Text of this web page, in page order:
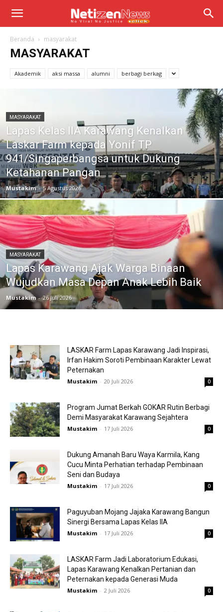
Beranda masyarakat
MASYARAKAT
Akademik aksi massa alumni berbagi berkag
MASYARAKAT
Lapas Kelas IIA Karawang Kenalkan
Laskar Farm kepada Yonif TP
941/Singaperbangsa untuk Dukung
Ketahanan Pangan
Mustakim - 5 Agustus 2026
MASYARAKAT
Lapas Karawang Ajak Warga Binaan
Wujudkan Masa Depan Anak Lebih Baik
Mustakim - 26 Juli 2026
LASKAR Farm Lapas Karawang Jadi Inspirasi,
Irfan Hakim Soroti Pembinaan Karakter Lewat
Peternakan
Mustakim - 20 Juli 2026 0
Program Jumat Berkah GOKAR Rutin Berbagi
Demi Masyarakat Karawang Sejahtera
Mustakim - 17 Juli 2026 0
Dukung Amanah Baru Waya Karmila, Kang
Cucu Minta Perhatian terhadap Pembinaan
Seni dan Budaya
Mustakim - 17 Juli 2026 0
Paguyuban Mojang Jajaka Karawang Bangun
Sinergi Bersama Lapas Kelas IIA
Mustakim - 17 Juli 2026 0
LASKAR Farm Jadi Laboratorium Edukasi,
Lapas Karawang Kenalkan Pertanian dan
Peternakan kepada Generasi Muda
Mustakim - 2 Juli 2026 0